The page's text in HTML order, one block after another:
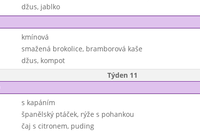
džus, jablko
kmínová
smažená brokolice, bramborová kaše
džus, kompot
Týden 11
s kapáním
španělský ptáček, rýže s pohankou
čaj s citronem, puding